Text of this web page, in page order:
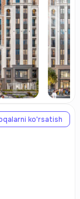
ko'rsatish